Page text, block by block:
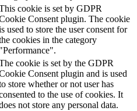
cookie is set by GDPR
Consent plugin. The cookie
used to store the user consent for
cookies in the category
"Performance".
cookie is set by the GDPR
Consent plugin and is used
store whether or not user has
to the use of cookies. It
not store any personal data.